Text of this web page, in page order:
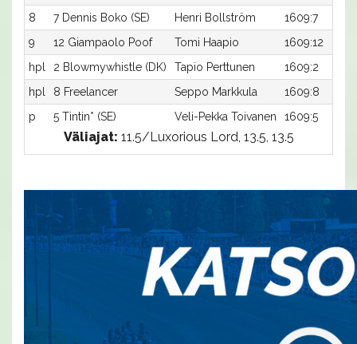
8
7 Dennis Boko (SE) Henri Bollström
1609:7
9
12 Giampaolo Poof Tomi Haapio
1609:12
hpl
2 Blowmywhistle (DK) Tapio Perttunen
1609:2
hpl
8 Freelancer Seppo Markkula
1609:8
p
5 Tintin* (SE) Veli-Pekka Toivanen 1609:5
Väliajat: 11.5/Luxorious Lord, 13.5, 13.5